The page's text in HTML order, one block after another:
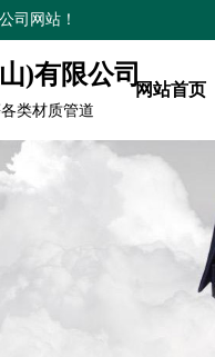
司网站！
)有限公司
类材质管道
网站首页